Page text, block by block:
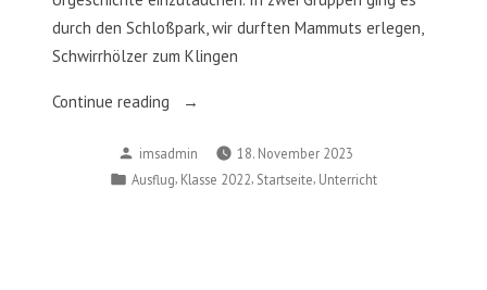
durch den Schloßpark, wir durften Mammuts erlegen,
Schwirrhölzer zum Klingen
Continue reading
„MAMUZ
2ab“
Posted
by
imsadmin
18. November 2023
Posted
Ausflug Klasse 2022 Startseite Unterricht